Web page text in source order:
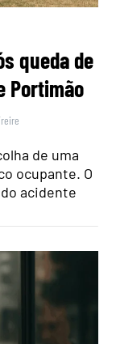
queda de
Portimão
de uma
ocupante. O
acidente